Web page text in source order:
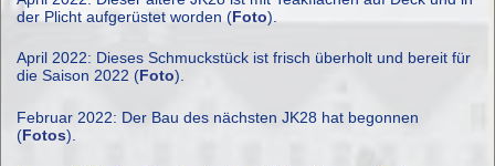
der Plicht aufgerüstet worden (Foto).
April 2022: Dieses Schmuckstück ist frisch überholt und bereit für
die Saison 2022 (Foto).
Februar 2022: Der Bau des nächsten JK28 hat begonnen
(Fotos).